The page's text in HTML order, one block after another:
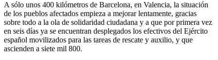
A sólo unos 400 kilómetros de Barcelona, en Valencia, la situación
de los pueblos afectados empieza a mejorar lentamente, gracias
sobre todo a la ola de solidaridad ciudadana y a que por primera vez
en seis días ya se encuentran desplegados los efectivos del Ejército
español movilizados para las tareas de rescate y auxilio, y que
ascienden a siete mil 800.